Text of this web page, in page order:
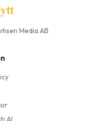
Media AB
AI